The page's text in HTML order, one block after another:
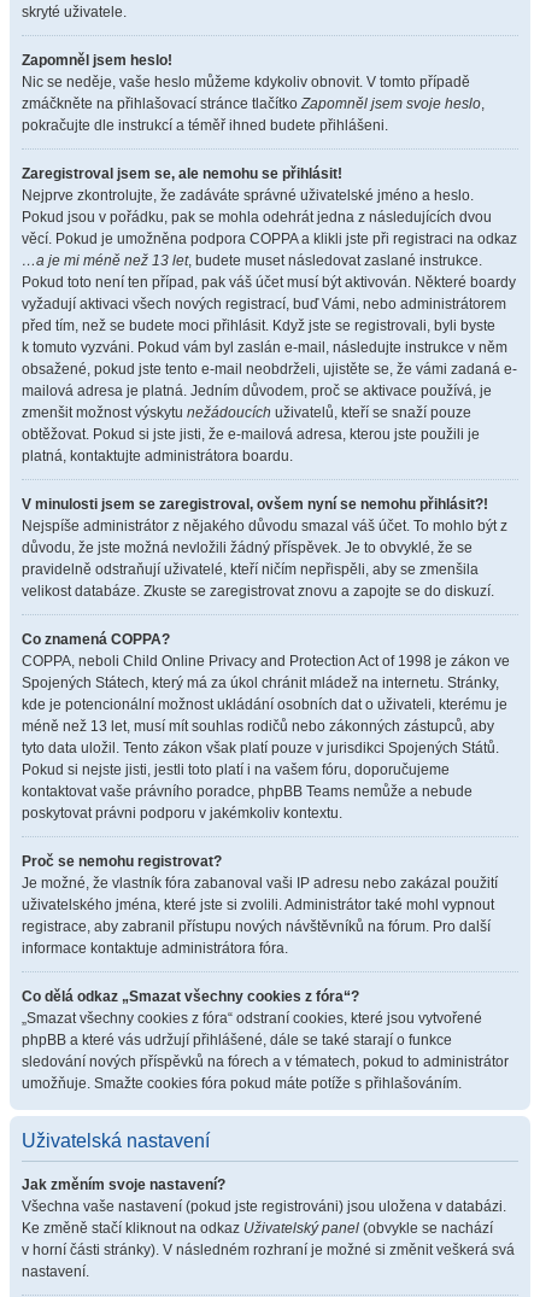
skryté uživatele.
Zapomněl jsem heslo!
Nic se neděje, vaše heslo můžeme kdykoliv obnovit. V tomto případě
zmáčkněte na přihlašovací stránce tlačítkoZapomněl jsem svoje heslo,
pokračujte dle instrukcí a téměř ihned budete přihlášeni.
Zaregistroval jsem se, ale nemohu se přihlásit!
Nejprve zkontrolujte, že zadáváte správné uživatelské jméno a heslo.
Pokud jsou v pořádku, pak se mohla odehrát jedna z následujících dvou
věcí. Pokud je umožněna podpora COPPA a klikli jste při registraci na odkaz
…a je mi méně než 13 let, budete muset následovat zaslané instrukce.
Pokud toto není ten případ, pak váš účet musí být aktivován. Některé boardy
vyžadují aktivaci všech nových registrací, buď Vámi, nebo administrátorem
před tím, než se budete moci přihlásit. Když jste se registrovali, byli byste
k tomuto vyzváni. Pokud vám byl zaslán e-mail, následujte instrukce v něm
obsažené, pokud jste tento e-mail neobdrželi, ujistěte se, že vámi zadaná e-
mailová adresa je platná. Jedním důvodem, proč se aktivace používá, je
zmenšit možnost výskytu nežádoucích uživatelů, kteří se snaží pouze
obtěžovat. Pokud si jste jisti, že e-mailová adresa, kterou jste použili je
platná, kontaktujte administrátora boardu.
V minulosti jsem se zaregistroval, ovšem nyní se nemohu přihlásit?!
Nejspíše administrátor z nějakého důvodu smazal váš účet. To mohlo být z
důvodu, že jste možná nevložili žádný příspěvek. Je to obvyklé, že se
pravidelně odstraňují uživatelé, kteří ničím nepřispěli, aby se zmenšila
velikost databáze. Zkuste se zaregistrovat znovu a zapojte se do diskuzí.
Co znamená COPPA?
COPPA, neboli Child Online Privacy and Protection Act of 1998 je zákon ve
Spojených Státech, který má za úkol chránit mládež na internetu. Stránky,
kde je potencionální možnost ukládání osobních dat o uživateli, kterému je
méně než 13 let, musí mít souhlas rodičů nebo zákonných zástupců, aby
tyto data uložil. Tento zákon však platí pouze v jurisdikci Spojených Států.
Pokud si nejste jisti, jestli toto platí i na vašem fóru, doporučujeme
kontaktovat vaše právního poradce, phpBB Teams nemůže a nebude
poskytovat právni podporu v jakémkoliv kontextu.
Proč se nemohu registrovat?
Je možné, že vlastník fóra zabanoval vaši IP adresu nebo zakázal použití
uživatelského jména, které jste si zvolili. Administrátor také mohl vypnout
registrace, aby zabranil přístupu nových návštěvníků na fórum. Pro další
informace kontaktuje administrátora fóra.
Co dělá odkaz „Smazat všechny cookies z fóra“?
„Smazat všechny cookies z fóra“ odstraní cookies, které jsou vytvořené
phpBB a které vás udržují přihlášené, dále se také starají o funkce
sledování nových příspěvků na fórech a v tématech, pokud to administrátor
umožňuje. Smažte cookies fóra pokud máte potíže s přihlašováním.
Uživatelská nastavení
Jak změním svoje nastavení?
Všechna vaše nastavení (pokud jste registrováni) jsou uložena v databázi.
Ke změně stačí kliknout na odkaz Uživatelský panel (obvykle se nachází
v horní části stránky). V následném rozhraní je možné si změnit veškerá svá
nastavení.